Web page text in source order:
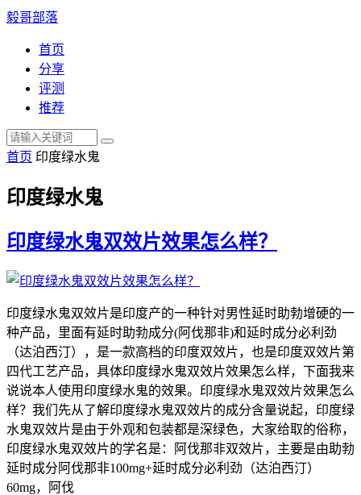
毅哥部落
首页
分享
评测
推荐
首页 印度绿水鬼
印度绿水鬼
印度绿水鬼双效片效果怎么样？
印度绿水鬼双效片是印度产的一种针对男性延时助勃增硬的一
种产品，里面有延时助勃成分(阿伐那非)和延时成分必利劲
（达泊西汀），是一款高档的印度双效片，也是印度双效片第
四代工艺产品，具体印度绿水鬼双效片效果怎么样，下面我来
说说本人使用印度绿水鬼的效果。印度绿水鬼双效片效果怎么
样？我们先从了解印度绿水鬼双效片的成分含量说起，印度绿
水鬼双效片是由于外观和包装都是深绿色，大家给取的俗称，
印度绿水鬼双效片的学名是：阿伐那非双效片，主要是由助勃
延时成分阿伐那非100mg+延时成分必利劲（达泊西汀）
60mg，阿伐